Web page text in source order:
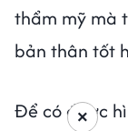
thẩm mỹ mà
bản thân tốt
Để có được
×